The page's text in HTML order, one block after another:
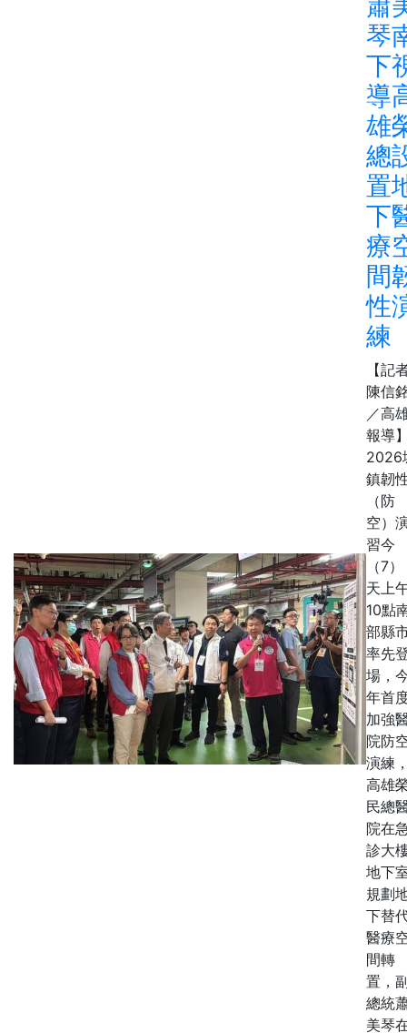
琴
下
導
雄
總
置
下
療
間
性
練
【記
陳信
／高
報導
2026
鎮韌
（防
空）
習今
（7）
天上
10點
部縣
率先
場，
年首
加強
院防
演練
高雄
民總
院在
診大
地下
規劃
下替
醫療
間轉
置，
總統
美琴